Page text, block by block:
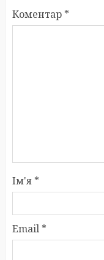
Коментар *
Ім'я *
Email *